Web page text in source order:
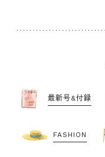
最新号&付録
FASHION